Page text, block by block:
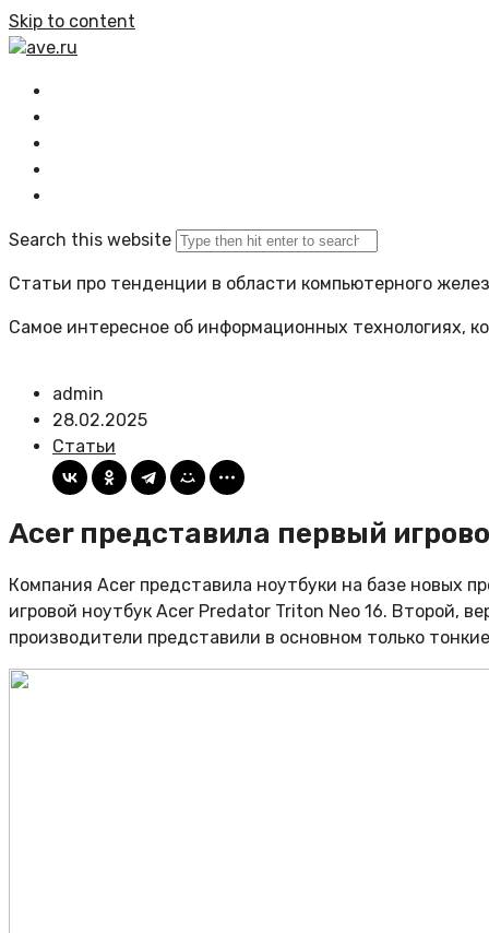
Skip to content
ave.ru
Search this website
Статьи про тенденции в области компьютерного
Самое интересное об информационных технологиях,
admin
28.02.2025
Статьи
Acer представила первый
Компания Acer представила ноутбуки на базе новых
игровой ноутбук Acer Predator Triton Neo 16. Второй,
производители представили в основном только